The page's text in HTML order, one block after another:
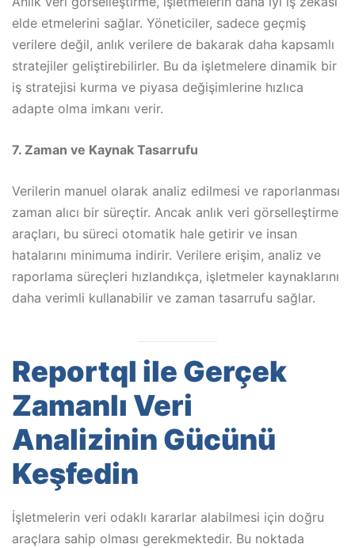
elde etmelerini sağlar. Yöneticiler, sadece geçmiş
verilere değil, anlık verilere de bakarak daha kapsamlı
stratejiler geliştirebilirler. Bu da işletmelere dinamik bir
iş stratejisi kurma ve piyasa değişimlerine hızlıca
adapte olma imkanı verir.
7. Zaman ve Kaynak Tasarrufu
Verilerin manuel olarak analiz edilmesi ve raporlanması
zaman alıcı bir süreçtir. Ancak anlık veri görselleştirme
araçları, bu süreci otomatik hale getirir ve insan
hatalarını minimuma indirir. Verilere erişim, analiz ve
raporlama süreçleri hızlandıkça, işletmeler kaynaklarını
daha verimli kullanabilir ve zaman tasarrufu sağlar.
Reportql ile Gerçek
Zamanlı Veri
Analizinin Gücünü
Keşfedin
İşletmelerin veri odaklı kararlar alabilmesi için doğru
araçlara sahip olması gerekmektedir. Bu noktada